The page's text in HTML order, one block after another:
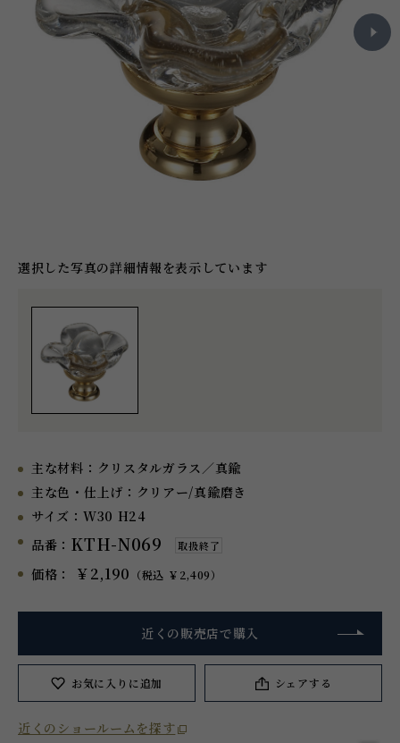
選択した写真の詳細情報を表示しています
主な材料： クリスタルガラス／真鍮
主な色・仕上げ： クリアー/真鍮磨き
サイズ： W30 H24
品番： KTH-N069 取扱終了
価格： ￥2,190 （税込 ￥2,409）
近くの販売店で購入
お気に入り に追加 シェアする
近くのショールームを探す